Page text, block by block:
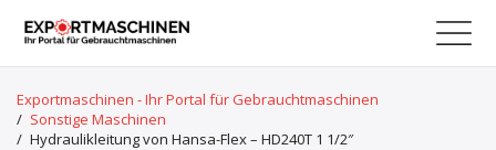
Exportmaschinen - Ihr Portal für Gebrauchtmaschinen
/ Sonstige Maschinen
/ Hydraulikleitung von Hansa-Flex – HD240T 1 1/2″